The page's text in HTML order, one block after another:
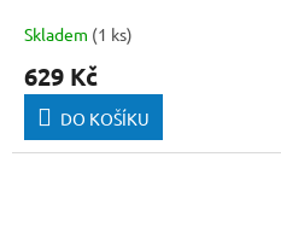
Skladem (1 ks)
629 Kč
DO KOŠÍKU